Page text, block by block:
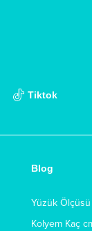
Tiktok
Blog
Yüzük Ölçüsü
Kolyem Kaç